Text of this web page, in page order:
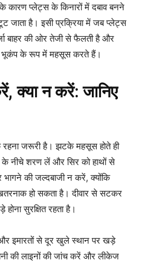
प्लेट्स के किनारों में दबाव बनने
जाता है। इसी प्रक्रिया में जब प्लेट्स
बाहर की ओर तेजी से फैलती है और
भूकंप के रूप में महसूस करते हैं।
क्या न करें: जानिए
जरूरी है। झटके महसूस होते ही
नीचे शरण लें और सिर को हाथों से
की जल्दबाजी न करें, क्योंकि
हो सकता है। दीवार से सटकर
सुरक्षित रहता है।
इमारतों से दूर खुले स्थान पर खड़े
की लाइनों की जांच करें और लीकेज